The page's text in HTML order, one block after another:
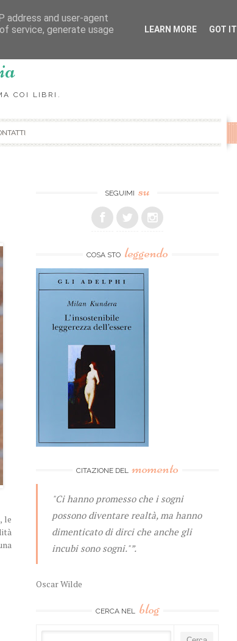
COI LIBRI.
le
SEGUIMI su
COSA STO leggendo
CITAZIONE DEL momento
"Ci hanno promesso che i sogni
possono diventare realtà, ma hanno
dimenticato di dirci che anche gli
incubi sono sogni."”.
Oscar Wilde
CERCA NEL blog
address and user-agent
service, generate usage
LEARN MORE GOT IT